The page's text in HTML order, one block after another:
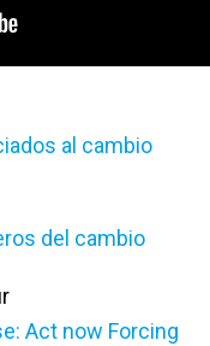
al cambio
del cambio
Act now Forcing